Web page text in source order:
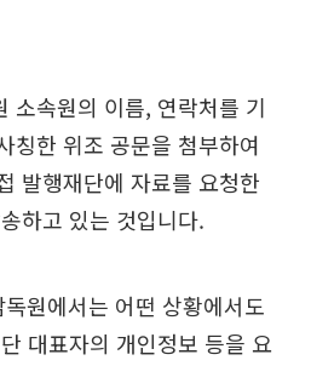
소속원의 이름, 연락처를 기
칭한 위조 공문을 첨부하여
발행재단에 자료를 요청한
하고 있는 것입니다.
원에서는 어떤 상황에서도
대표자의 개인정보 등을 요